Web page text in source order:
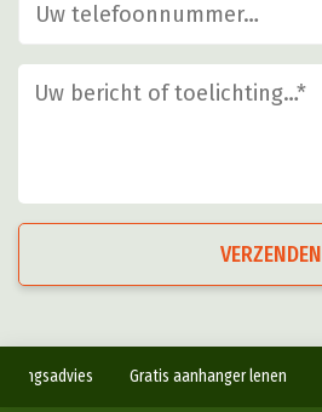
VERZENDEN
Gratis aanhanger lenen